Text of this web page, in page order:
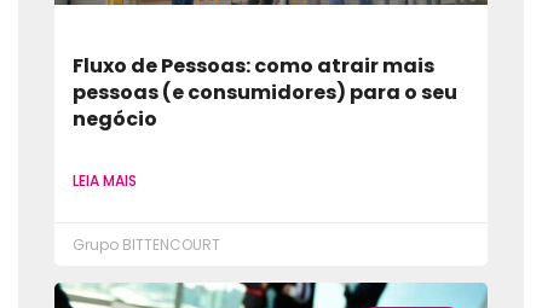
Fluxo de Pessoas: como atrair mais
pessoas (e consumidores) para o seu
negócio
LEIA MAIS
Grupo BITTENCOURT